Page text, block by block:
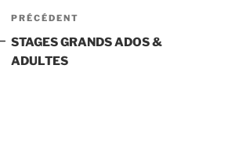
Navigation
de
l’article
Article
précédent
PRÉCÉDENT
STAGES GRANDS ADOS &
ADULTES